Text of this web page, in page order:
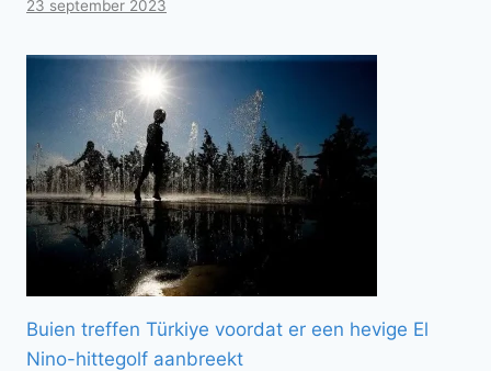
23 september 2023
Buien treffen Türkiye voordat er een hevige El
Nino-hittegolf aanbreekt